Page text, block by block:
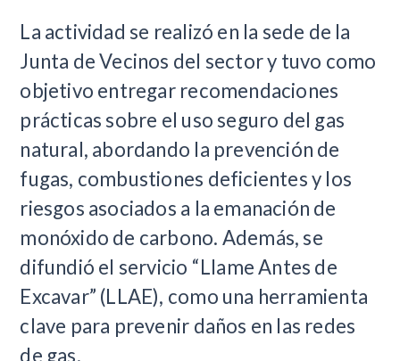
La actividad se realizó en la sede de la
Junta de Vecinos del sector y tuvo como
objetivo entregar recomendaciones
prácticas sobre el uso seguro del gas
natural, abordando la prevención de
fugas, combustiones deficientes y los
riesgos asociados a la emanación de
monóxido de carbono. Además, se
difundió el servicio “Llame Antes de
Excavar” (LLAE), como una herramienta
clave para prevenir daños en las redes
de gas.